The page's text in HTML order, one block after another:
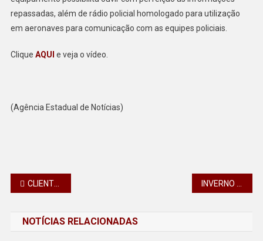
repassadas, além de rádio policial homologado para utilização
em aeronaves para comunicação com as equipes policiais.
Clique AQUI e veja o vídeo.
(Agência Estadual de Notícias)
Navegação
Post
CLIENTES DA COPEL NÃO TERÃO AUMENTO NA TARIFA DE ENERGIA NO PARANÁ
NOTÍCIAS RELACIONADAS